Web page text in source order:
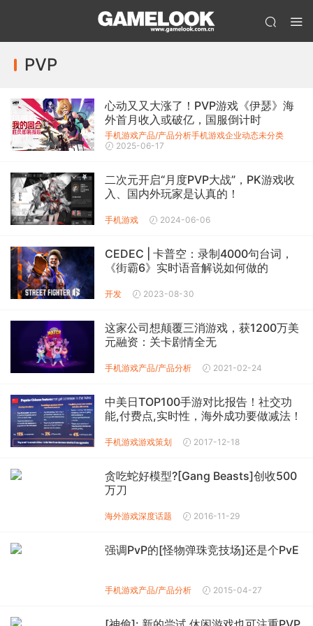
PVP
心动又又大涨了！PVP游戏《伊瑟》海
外首月收入或破亿，国服倒计时
手机游戏产品/产品分析手机游戏企业动态未分类
2025-06-17
二次元开启“月度PVP大战”，PK游戏收
入、国内外玩家是认真的！
手机游戏 2024-06-06
CEDEC | 卡普空：录制4000句台词，
《街霸6》实时语音解说如何做的
开发 2023-08-30
这家公司想颠覆三消游戏，获1200万美
元融资：关卡剧情全无
手机游戏产品/产品分析 2021-02-24
中美日TOP100手游对比报告！社交功
能,付费点,实时性，海外成功要做减法！
手机游戏游戏策划 2017-12-18
贪吃蛇好模型?[Gang Beasts]创收500
万刀
海外游戏深度话题 2016-11-29
强调PvP的[怪物弹珠竞技场]还是个PvE
手机游戏产品/产品分析 2015-04-27